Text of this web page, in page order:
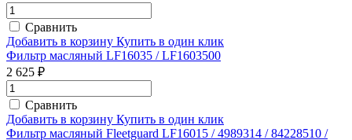
Сравнить
Добавить в корзину Купить в один клик
Фильтр масляный LF16035 / LF1603500
2 625 ₽
Сравнить
Добавить в корзину Купить в один клик
Фильтр масляный Fleetguard LF16015 / 4989314 / 84228510 /